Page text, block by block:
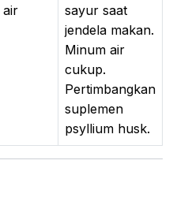
air
sayur saat
jendela makan.
Minum air
cukup.
Pertimbangkan
suplemen
psyllium husk.